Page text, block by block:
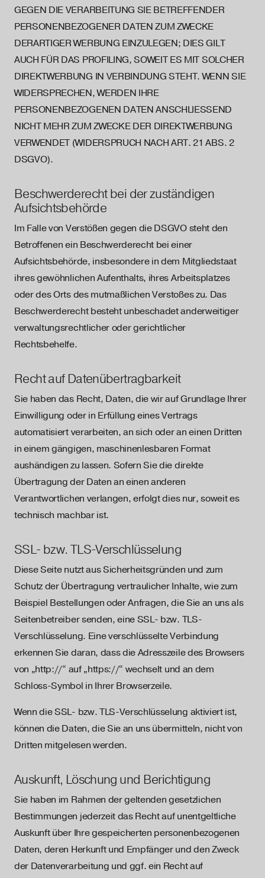
GEGEN DIE VERARBEITUNG SIE BETREFFENDER
PERSONENBEZOGENER DATEN ZUM ZWECKE
DERARTIGER WERBUNG EINZULEGEN; DIES GILT
AUCH FÜR DAS PROFILING, SOWEIT ES MIT SOLCHER
DIREKTWERBUNG IN VERBINDUNG STEHT. WENN SIE
WIDERSPRECHEN, WERDEN IHRE
PERSONENBEZOGENEN DATEN ANSCHLIESSEND
NICHT MEHR ZUM ZWECKE DER DIREKTWERBUNG
VERWENDET (WIDERSPRUCH NACH ART. 21 ABS. 2
DSGVO).
Beschwerde­recht bei der zuständigen
Aufsichts­behörde
Im Falle von Verstößen gegen die DSGVO steht den
Betroffenen ein Beschwerderecht bei einer
Aufsichtsbehörde, insbesondere in dem Mitgliedstaat
ihres gewöhnlichen Aufenthalts, ihres Arbeitsplatzes
oder des Orts des mutmaßlichen Verstoßes zu. Das
Beschwerderecht besteht unbeschadet anderweitiger
verwaltungsrechtlicher oder gerichtlicher
Rechtsbehelfe.
Recht auf Daten­übertrag­barkeit
Sie haben das Recht, Daten, die wir auf Grundlage Ihrer
Einwilligung oder in Erfüllung eines Vertrags
automatisiert verarbeiten, an sich oder an einen Dritten
in einem gängigen, maschinenlesbaren Format
aushändigen zu lassen. Sofern Sie die direkte
Übertragung der Daten an einen anderen
Verantwortlichen verlangen, erfolgt dies nur, soweit es
technisch machbar ist.
SSL- bzw. TLS-Verschlüsselung
Diese Seite nutzt aus Sicherheitsgründen und zum
Schutz der Übertragung vertraulicher Inhalte, wie zum
Beispiel Bestellungen oder Anfragen, die Sie an uns als
Seitenbetreiber senden, eine SSL- bzw. TLS-
Verschlüsselung. Eine verschlüsselte Verbindung
erkennen Sie daran, dass die Adresszeile des Browsers
von „http://“ auf „https://“ wechselt und an dem
Schloss-Symbol in Ihrer Browserzeile.
Wenn die SSL- bzw. TLS-Verschlüsselung aktiviert ist,
können die Daten, die Sie an uns übermitteln, nicht von
Dritten mitgelesen werden.
Auskunft, Löschung und Berichtigung
Sie haben im Rahmen der geltenden gesetzlichen
Bestimmungen jederzeit das Recht auf unentgeltliche
Auskunft über Ihre gespeicherten personenbezogenen
Daten, deren Herkunft und Empfänger und den Zweck
der Datenverarbeitung und ggf. ein Recht auf